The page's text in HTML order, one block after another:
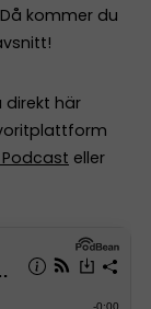
kommer du
direkt här
eller